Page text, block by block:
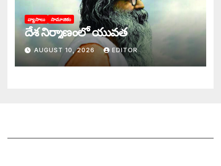
వ్యాసాలు సామాజికం
దేశ నిర్మాణంలో యువత
AUGUST 10, 2026 EDITOR